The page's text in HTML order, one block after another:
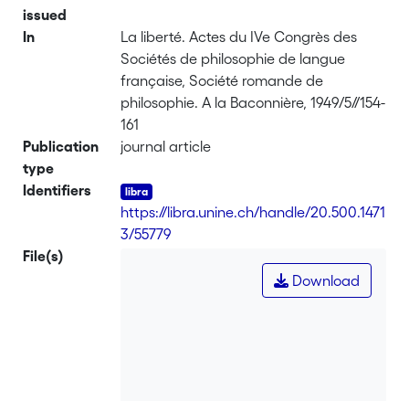
issued
In
La liberté. Actes du IVe Congrès des
Sociétés de philosophie de langue
française, Société romande de
philosophie. A la Baconnière, 1949/5//154-
161
Publication
type
journal article
Identifiers
https://libra.unine.ch/handle/20.500.1471
3/55779
File(s)
Download